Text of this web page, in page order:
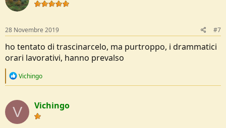
i
o
s
:
28 Novembre 2019 #7
ho tentato di trascinarcelo, ma purtroppo, i drammatici
orari lavorativi, hanno prevalso
R
c
t
i
o
Vichingo
V Vichingo